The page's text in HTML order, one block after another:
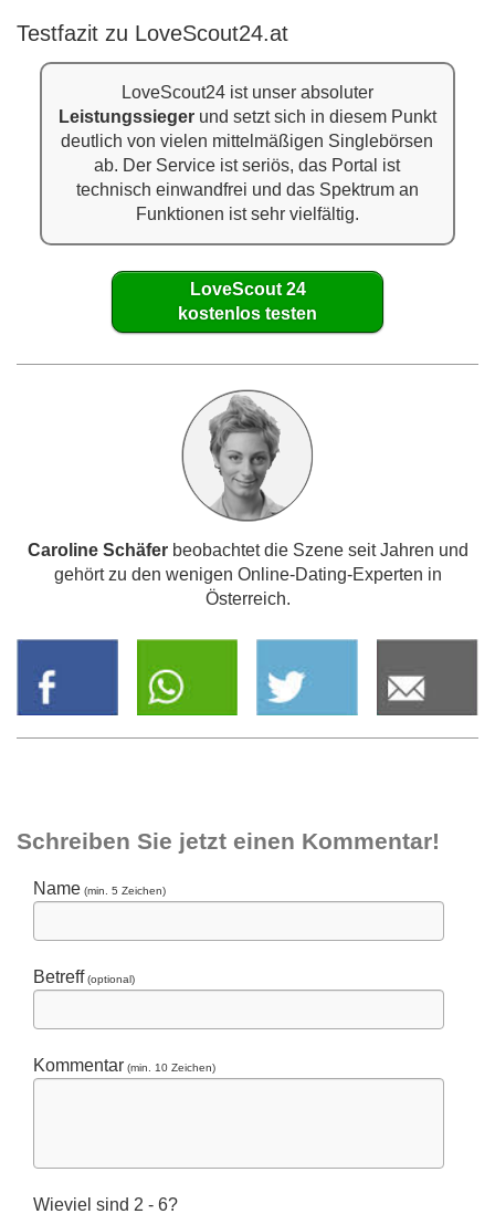
Testfazit zu LoveScout24.at
LoveScout24 ist unser absoluter
Leistungssiegerund setzt sich in diesem Punkt
deutlich von vielen mittelmäßigen Singlebörsen
ab. Der Service ist seriös, das Portal ist
technisch einwandfrei und das Spektrum an
Funktionen ist sehr vielfältig.
LoveScout 24
kostenlos testen
Caroline Schäferbeobachtet die Szene seit Jahren und
gehört zu den wenigen Online-Dating-Experten in
Österreich.
Schreiben Sie jetzt einen Kommentar!
Name (min. 5 Zeichen)
Betreff (optional)
Kommentar (min. 10 Zeichen)
Wieviel sind 2 - 6?